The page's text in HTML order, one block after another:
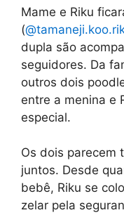
Mame e Riku
(
dupla são
seguidores. Da
outros dois
entre a menina e
especial.
Os dois parecem
juntos. Desde
bebê, Riku se
zelar pela